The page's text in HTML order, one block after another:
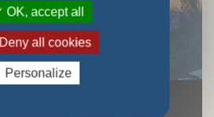
OK, accept all
Deny all cookies
Personalize